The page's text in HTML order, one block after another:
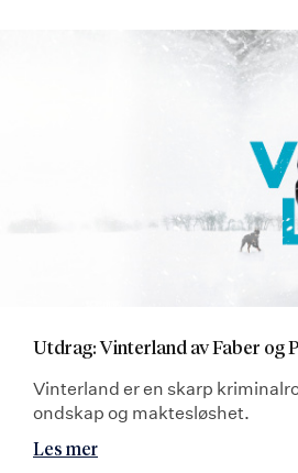
Utdrag: Vinterland av Faber og
Vinterland er en skarp
ondskap og maktesløshet.
Les mer